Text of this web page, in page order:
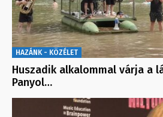
HAZÁNK - KÖZÉLET
Huszadik alkalommal várja a
Panyol…